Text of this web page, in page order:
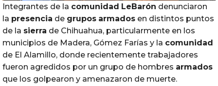
Integrantes de la comunidad LeBarón denunciaron
la presencia de grupos armados en distintos puntos
de la sierra de Chihuahua, particularmente en los
municipios de Madera, Gómez Farías y la comunidad
de El Alamillo, donde recientemente trabajadores
fueron agredidos por un grupo de hombres armados
que los golpearon y amenazaron de muerte.